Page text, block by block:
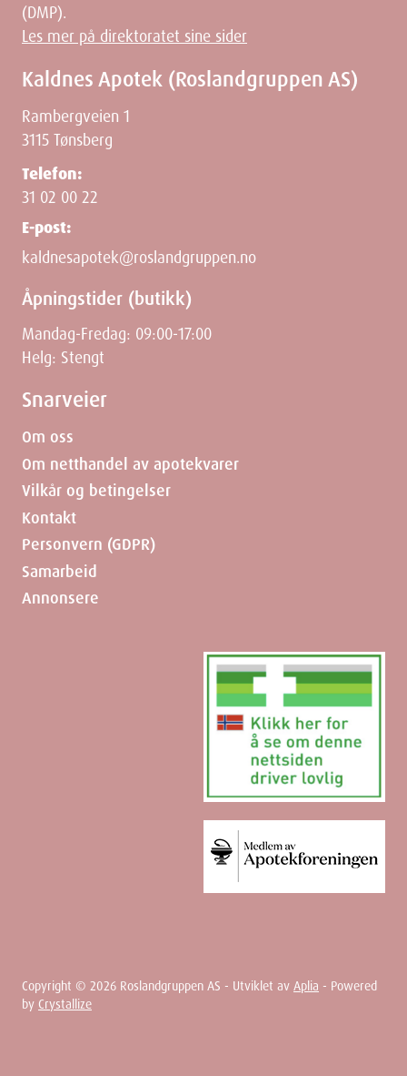
(DMP).
Les mer på direktoratet sine sider
Kaldnes Apotek (Roslandgruppen AS)
Rambergveien 1
3115 Tønsberg
Telefon:
31 02 00 22
E-post:
kaldnesapotek@roslandgruppen.no
Åpningstider (butikk)
Mandag-Fredag: 09:00-17:00
Helg: Stengt
Snarveier
Om oss
Om netthandel av apotekvarer
Vilkår og betingelser
Kontakt
Personvern (GDPR)
Samarbeid
Annonsere
Copyright © 2026 Roslandgruppen AS - Utviklet av Aplia - Powered
by Crystallize